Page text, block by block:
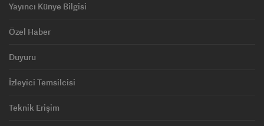
Yayıncı Künye Bilgisi
Özel Haber
Duyuru
İzleyici Temsilcisi
Teknik Erişim